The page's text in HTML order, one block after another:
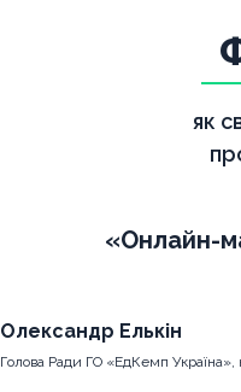
як
«Онлайн-
Олександр Елькін
Голова Ради ГО «ЕдКемп Україна»,